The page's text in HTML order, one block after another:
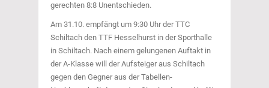
gerechten 8:8 Unentschieden.
Am 31.10. empfängt um 9:30 Uhr der TTC
Schiltach den TTF Hesselhurst in der Sporthalle
in Schiltach. Nach einem gelungenen Auftakt in
der A-Klasse will der Aufsteiger aus Schiltach
gegen den Gegner aus der Tabellen-